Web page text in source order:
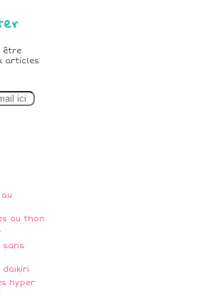
être
articles
au thon
sans
daikiri
hyper